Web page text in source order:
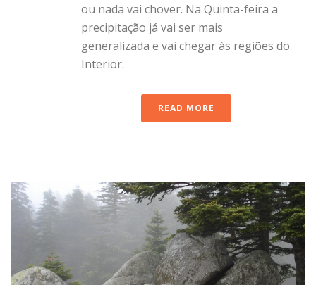
ou nada vai chover. Na Quinta-feira a
precipitação já vai ser mais
generalizada e vai chegar às regiões do
Interior.
READ MORE